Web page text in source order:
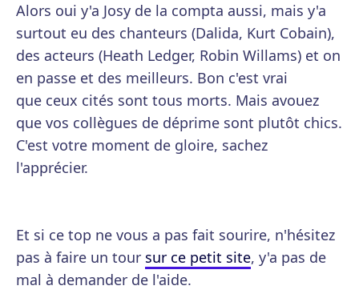
Alors oui y'a Josy de la compta aussi, mais y'a
surtout eu des chanteurs (Dalida, Kurt Cobain),
des acteurs (Heath Ledger, Robin Willams) et on
en passe et des meilleurs. Bon c'est vrai
que ceux cités sont tous morts. Mais avouez
que vos collègues de déprime sont plutôt chics.
C'est votre moment de gloire, sachez
l'apprécier.
Et si ce top ne vous a pas fait sourire, n'hésitez
pas à faire un tour sur ce petit site, y'a pas de
mal à demander de l'aide.